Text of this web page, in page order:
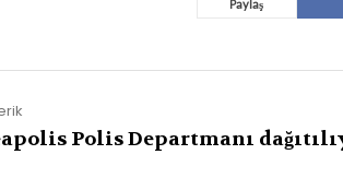
Paylaş
Polis Departmanı